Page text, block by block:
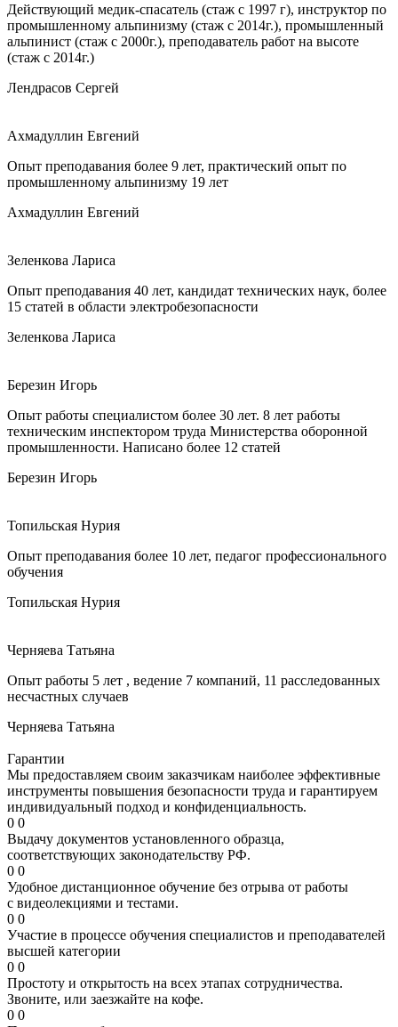
Действующий медик-спасатель (стаж с 1997 г), инструктор по
промышленному альпинизму (стаж с 2014г.), промышленный
альпинист (стаж с 2000г.), преподаватель работ на высоте
(стаж с 2014г.)
Лендрасов Сергей
Ахмадуллин Евгений
Опыт преподавания более 9 лет, практический опыт по
промышленному альпинизму 19 лет
Ахмадуллин Евгений
Зеленкова Лариса
Опыт преподавания 40 лет, кандидат технических наук, более
15 статей в области электробезопасности
Зеленкова Лариса
Березин Игорь
Опыт работы специалистом более 30 лет. 8 лет работы
техническим инспектором труда Министерства оборонной
промышленности. Написано более 12 статей
Березин Игорь
Топильская Нурия
Опыт преподавания более 10 лет, педагог профессионального
обучения
Топильская Нурия
Черняева Татьяна
Опыт работы 5 лет , ведение 7 компаний, 11 расследованных
несчастных случаев
Черняева Татьяна
Гарантии
Мы предоставляем своим заказчикам наиболее эффективные
инструменты повышения безопасности труда и гарантируем
индивидуальный подход и конфиденциальность.
0 0
Выдачу документов установленного образца,
соответствующих законодательству РФ.
0 0
Удобное дистанционное обучение без отрыва от работы
с видеолекциями и тестами.
0 0
Участие в процессе обучения специалистов и преподавателей
высшей категории
0 0
Простоту и открытость на всех этапах сотрудничества.
Звоните, или заезжайте на кофе.
0 0